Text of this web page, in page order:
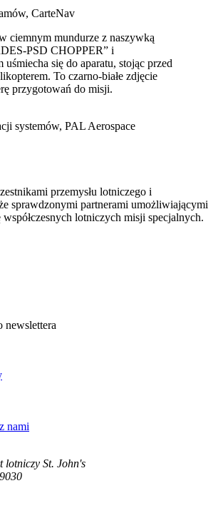
CarteNav
systemów, PAL Aerospace
przemysłu lotniczego i
sprawdzonymi partnerami umożliwiającymi
lotniczych misji specjalnych.
newslettera
nami
lotniczy St. John's